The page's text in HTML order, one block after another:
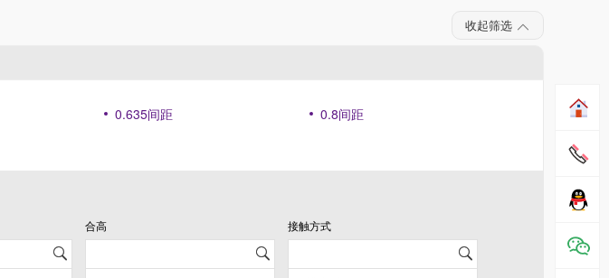
收起筛选
0.635间距
0.8间距
合高 接触方式